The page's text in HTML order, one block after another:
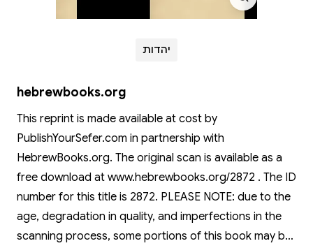
יהדות
hebrewbooks.org
This reprint is made available at cost by
PublishYourSefer.com in partnership with
HebrewBooks.org. The original scan is available as a
free download at www.hebrewbooks.org/2872 . The ID
number for this title is 2872. PLEASE NOTE: due to the
age, degradation in quality, and imperfections in the
scanning process, some portions of this book may be